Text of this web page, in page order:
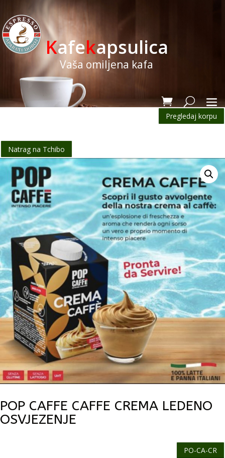
Kafekapsulica
Vaša omiljena kafa
Pregledaj korpu
Natrag na Tchibo
POP CAFFE CAFFE CREMA LEDENO
OSVJEZENJE
PO-CA-CR